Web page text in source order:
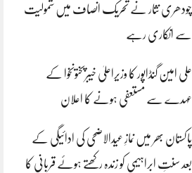
چودھری نثار نے تحریک انصاف میں شمولیت
سے انکاری رہے
علی امین گنڈاپور کا وزیراعلیٰ خیبرپختونخوا کے
عہدے سے مستعفی ہونے کا اعلان
پاکستان بھر میں نمازِ عیدالاضحی کی ادائیگی کے
بعد سنتِ ابراہیمی کو زندہ رکھتے ہوئے قربانی کا